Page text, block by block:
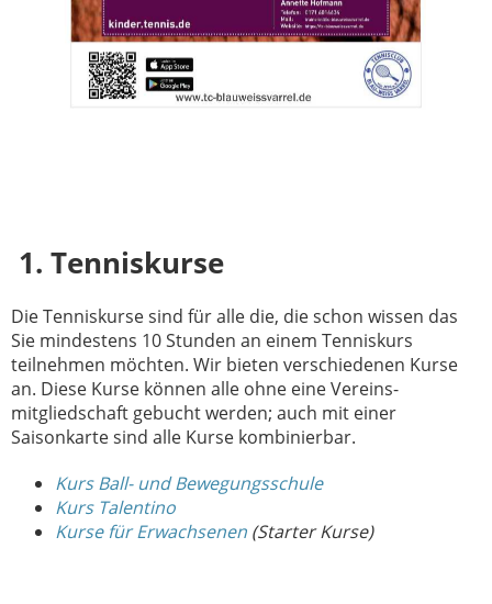
1. Tenniskurse
Die Tenniskurse sind für alle die, die schon wissen das
Sie mindestens 10 Stunden an einem Tenniskurs
teilnehmen möchten. Wir bieten verschiedenen Kurse
an. Diese Kurse können alle ohne eine Vereins-
mitgliedschaft gebucht werden; auch mit einer
Saisonkarte sind alle Kurse kombinierbar.
Kurs Ball- und Bewegungsschule
Kurs Talentino
Kurse für Erwachsenen (Starter Kurse)